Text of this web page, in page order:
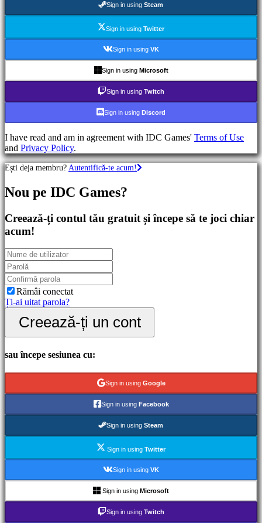
Jocuri
Jocuri
Shootere
games
games
games
games
Puzzle
games
Fighting
Demouri
Comunitate
Gameplay
Evenimente
în
joc
Noutăți
Media
Ghiduri
Forum
IDC
Gifts
IDC
Plays
FAQ
Sign in using Steam
Sign in usingTwitter
Sign in using VK
Sign in using Microsoft
Sign in using Twitch
Sign in using Discord
I have read and am in agreement with IDC Games' Terms of Use
and Privacy Policy.
Ești deja membru? Autentifică-te acum!
Nou pe IDC Games?
Creează-ți contul tău gratuit și începe să te joci chiar
acum!
Rămâi conectat
Ți-ai uitat parola?
Creează-ți un cont
sau începe sesiunea cu:
Sign in using Google
Sign in using Facebook
Sign in using Steam
Sign in using Twitter
Sign in using VK
Sign in using Microsoft
Sign in using Twitch